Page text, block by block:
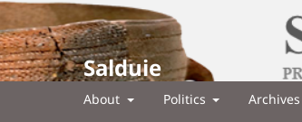
Salduie
About Politics Archives